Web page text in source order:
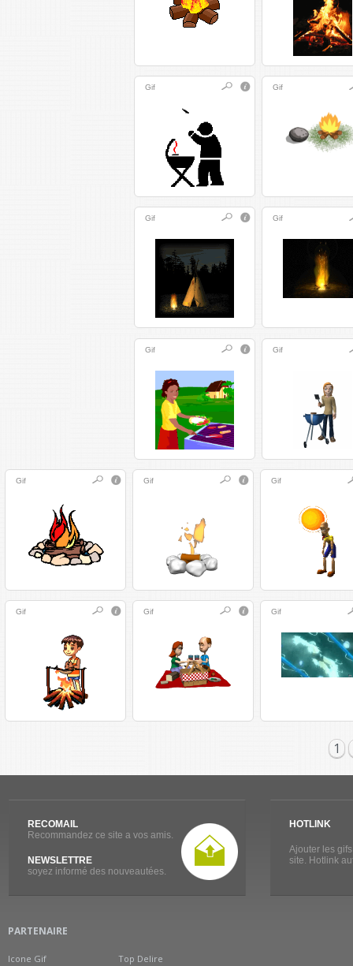
Gif Gif
Gif Gif
Gif Gif
Gif Gif Gif
Gif Gif Gif
1
RECOMAIL
Recommandez ce site a vos amis.
NEWSLETTRE
soyez informé des nouveautées.
HOTLINK
Ajouter les
site. Hotlink
PARTENAIRE
Icone Gif
Top Delire